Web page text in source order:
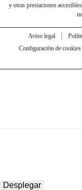
y otras prestaciones
Aviso legal
Configuración de cookies
Desplegar